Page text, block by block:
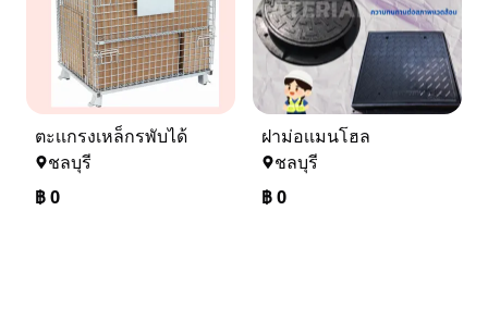
ตะเเกรงเหล็กรพับได้
ชลบุรี
฿0
ฝาม่อเเมนโฮล
ชลบุรี
฿0